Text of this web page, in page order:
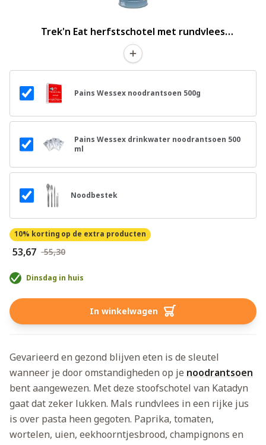
Trek'n Eat herfstschotel met rundvlees
noodrantsoen
Pains Wessex noodrantsoen 500g
Pains Wessex drinkwater noodrantsoen 500
ml
Noodbestek
10% korting op de extra producten
€ 53,67 € 55,30
Dinsdag in huis
In winkelwagen
Gevarieerd en gezond blijven eten is de sleutel
wanneer je door omstandigheden op je noodrantsoen
bent aangewezen. Met deze stoofschotel van Katadyn
gaat dat zeker lukken. Mals rundvlees in een rijke jus
is over pasta heen gegoten. Paprika, tomaten,
wortelen, uien, eekhoorntjesbrood, champignons en